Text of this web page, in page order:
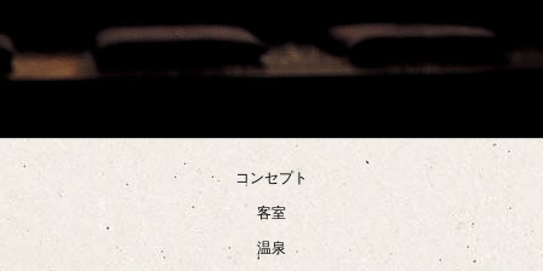
コンセプト
客室
温泉